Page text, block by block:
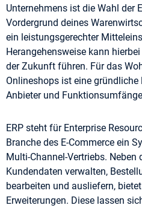
Unternehmens ist die Wahl der
Vordergrund deines
ein leistungsgerechter
Herangehensweise kann
der Zukunft führen. Für das
Onlineshops ist eine gründliche
Anbieter und
ERP steht für Enterprise
Branche des E-Commerce ein
Multi-Channel-Vertriebs. Neben
Kundendaten verwalten,
bearbeiten und ausliefern,
Erweiterungen. Diese lassen